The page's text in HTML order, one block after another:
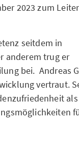
2023 zum
seitdem in
anderem trug er
bei. Andreas
vertraut.
als